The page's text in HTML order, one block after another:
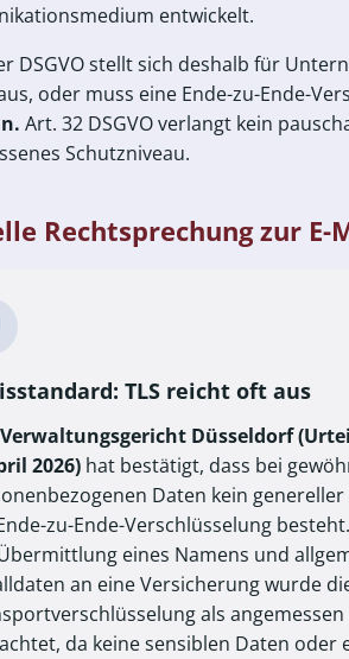
entwickelt.
DSGVO stellt sich deshalb für
oder muss eine Ende-zu-Ende-
Art. 32 DSGVO verlangt kein
Schutzniveau.
Rechtsprechung zur E-
TLS reicht oft aus
Verwaltungsgericht Düsseldorf
2026) hat bestätigt, dass bei
Daten kein genereller
zu-Ende-Verschlüsselung
eines Namens und
an eine Versicherung wurde
als angemessen
da keine sensiblen Daten oder